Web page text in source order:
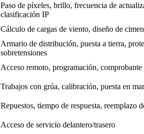
Paso de píxeles, brillo, frecuencia de
clasificación IP
Cálculo de cargas de viento, diseño de
Armario de distribución, puesta a tierra,
sobretensiones
Acceso remoto, programación, comprobante
Trabajos con grúa, calibración, puesta en
Repuestos, tiempo de respuesta, reemplazo
Acceso de servicio delantero/trasero